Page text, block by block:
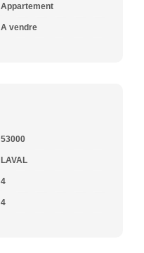
Appartement
A vendre
53000
LAVAL
4
4